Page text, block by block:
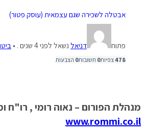
אבטלה לשכירה שגם עצמאית (עוסק פטור)
פתוח דניאל נשאל לפני 4 שנים . •
478צפיות0 תשובות0 הצבעות
מנהלת הפורום – נאוה רומי , רו"ח
www.rommi.co.il